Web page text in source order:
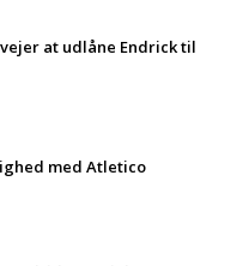
at udlåne Endrick til
med Atletico